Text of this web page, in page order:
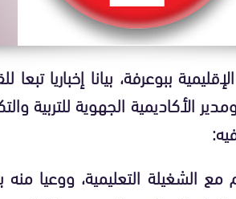
ببوعرفة، بيانا إخباريا
الأكاديمية الجهوية للتربية
الشغيلة التعليمية، ووعيا منه